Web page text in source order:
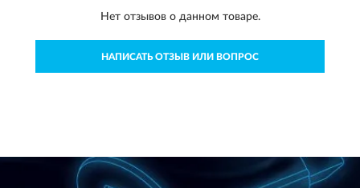
Нет отзывов о данном товаре.
НАПИСАТЬ ОТЗЫВ ИЛИ ВОПРОС